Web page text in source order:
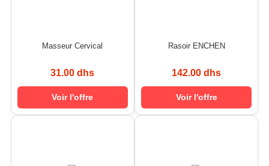
Masseur Cervical
31.00 dhs
Voir l'offre
Rasoir ENCHEN
142.00 dhs
Voir l'offre